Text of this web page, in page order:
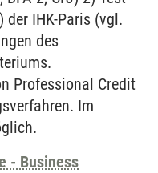
der IHK-Paris (vgl.
des
Professional Credit
Im
- Business